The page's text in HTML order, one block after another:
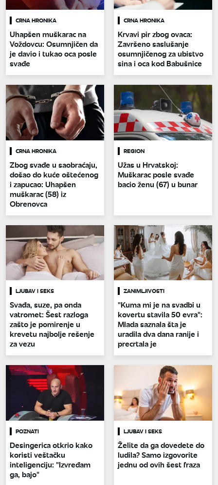
CRNA HRONIKA
Uhapšen muškarac na
Voždovcu: Osumnjičen da
je davio i tukao oca posle
svađe
CRNA HRONIKA
Krvavi pir zbog ovaca:
Završeno saslušanje
osumnjičenog za ubistvo
sina i oca kod Babušnice
CRNA HRONIKA
Zbog svađe u saobraćaju,
došao do kuće oštećenog
i zapucao: Uhapšen
muškarac (58) iz
Obrenovca
REGION
Užas u Hrvatskoj:
Muškarac posle svađe
bacio ženu (67) u bunar
LJUBAV I SEKS
Svađa, suze, pa onda
vatromet: Šest razloga
zašto je pomirenje u
krevetu najbolje rešenje
za vezu
ZANIMLJIVOSTI
"Kuma mi je na svadbi u
kovertu stavila 50 evra":
Mlada saznala šta je
uradila dva dana ranije i
precrtala je
POZNATI
Desingerica otkrio kako
koristi veštačku
inteligenciju: "Izvređam
ga, bajo"
LJUBAV I SEKS
Želite da ga dovedete do
ludila? Samo izgovorite
jednu od ovih šest fraza